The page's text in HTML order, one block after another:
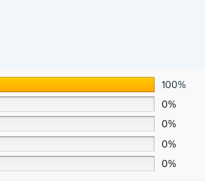
100%
0%
0%
0%
0%